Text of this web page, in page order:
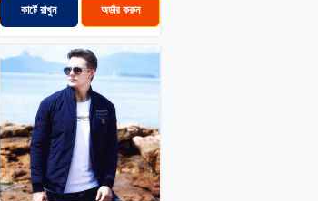
কার্টে রাখুন অর্ডার করুন